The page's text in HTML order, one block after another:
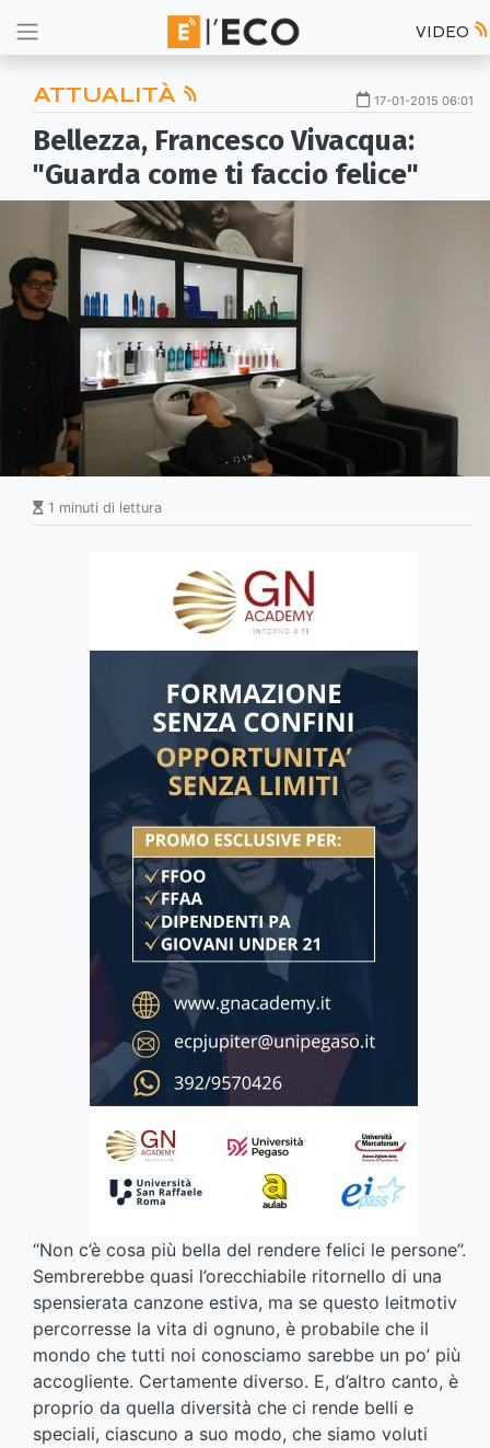
VIDEO
ATTUALITÀ 17-01-2015 06:01
Bellezza, Francesco Vivacqua:
"Guarda come ti faccio felice"
1 minuti di lettura
“Non c’è cosa più bella del rendere felici le persone”.
Sembrerebbe quasi l’orecchiabile ritornello di una
spensierata canzone estiva, ma se questo leitmotiv
percorresse la vita di ognuno, è probabile che il
mondo che tutti noi conosciamo sarebbe un po’ più
accogliente. Certamente diverso. E, d’altro canto, è
proprio da quella diversità che ci rende belli e
speciali, ciascuno a suo modo, che siamo voluti